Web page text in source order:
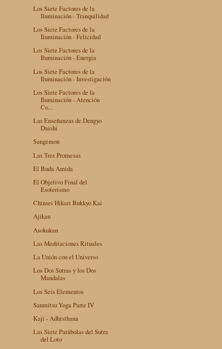
Los Siete Factores de la
Iluminación - Tranquilidad
Los Siete Factores de la
Iluminación - Felicidad
Los Siete Factores de la
Iluminación - Energía
Los Siete Factores de la
Iluminación - Investigación
Los Siete Factores de la
Iluminación - Atención
Co...
Las Enseñanzas de Dengyo
Daishi
Sangemon
Las Tres Promesas
El Buda Amida
El Objetivo Final del
Esoterismo
Chinsei Hikari Bukkyo Kai
Ajikan
Asokukan
Las Meditaciones Rituales
La Unión con el Universo
Los Dos Sutras y los Dos
Mandalas
Los Seis Elementos
Sanmitsu Yoga Parte IV
Kaji - Adhisthana
Las Siete Parábolas del Sutra
del Loto